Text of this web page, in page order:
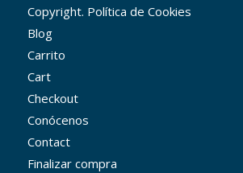
Copyright. Política de Cookies
Blog
Carrito
Cart
Checkout
Conócenos
Contact
Finalizar compra